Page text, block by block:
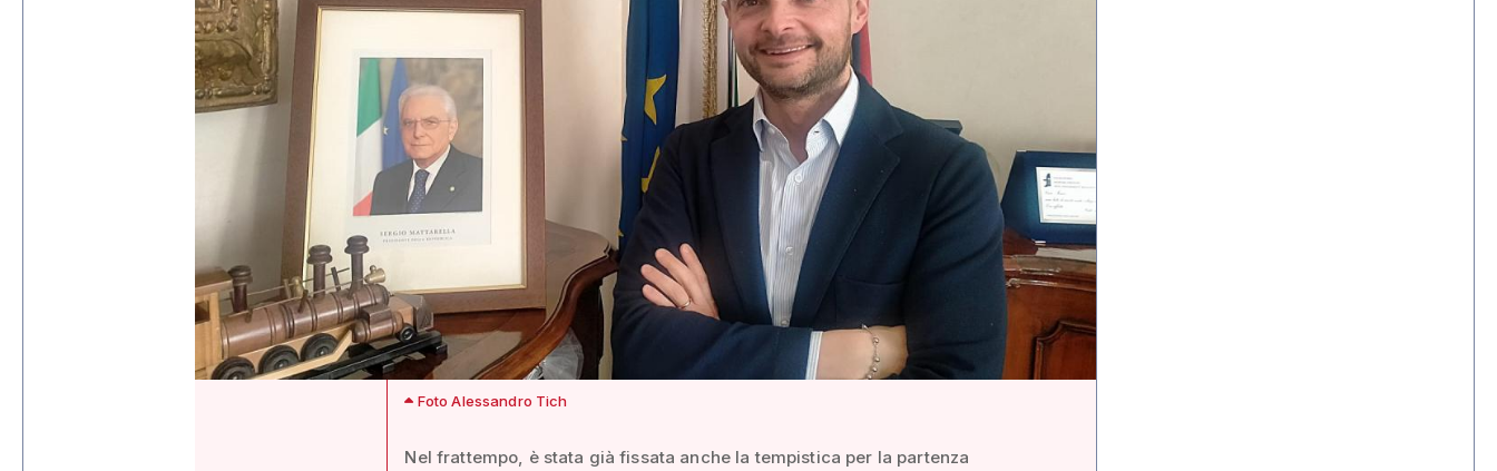
Foto Alessandro Tich
Nel frattempo, è stata già fissata anche la tempistica per la partenza